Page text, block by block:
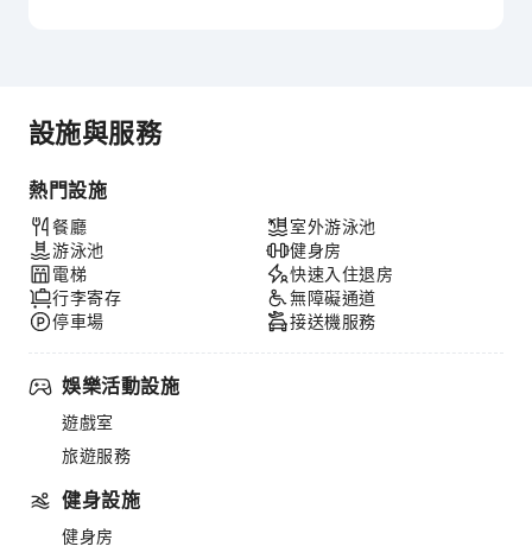
設施與服務
熱門設施
餐廳
游泳池
電梯
行李寄存
停車場
室外游泳池
健身房
快速入住退房
無障礙通道
接送機服務
娛樂活動設施
遊戲室
旅遊服務
健身設施
健身房